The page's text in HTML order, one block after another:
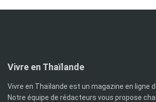
Vivre en Thaïlande
Vivre en Thaïlande est un magazine en ligne
Notre équipe de rédacteurs vous propose